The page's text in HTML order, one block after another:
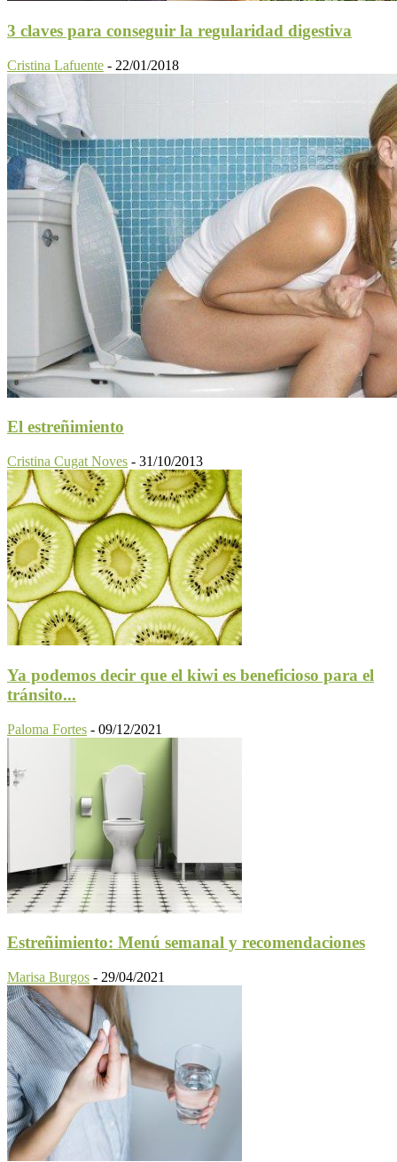
3 claves para conseguir la regularidad digestiva
Cristina Lafuente - 22/01/2018
El estreñimiento
Cristina Cugat Noves - 31/10/2013
Ya podemos decir que el kiwi es beneficioso para el
tránsito...
Paloma Fortes - 09/12/2021
Estreñimiento: Menú semanal y recomendaciones
Marisa Burgos - 29/04/2021